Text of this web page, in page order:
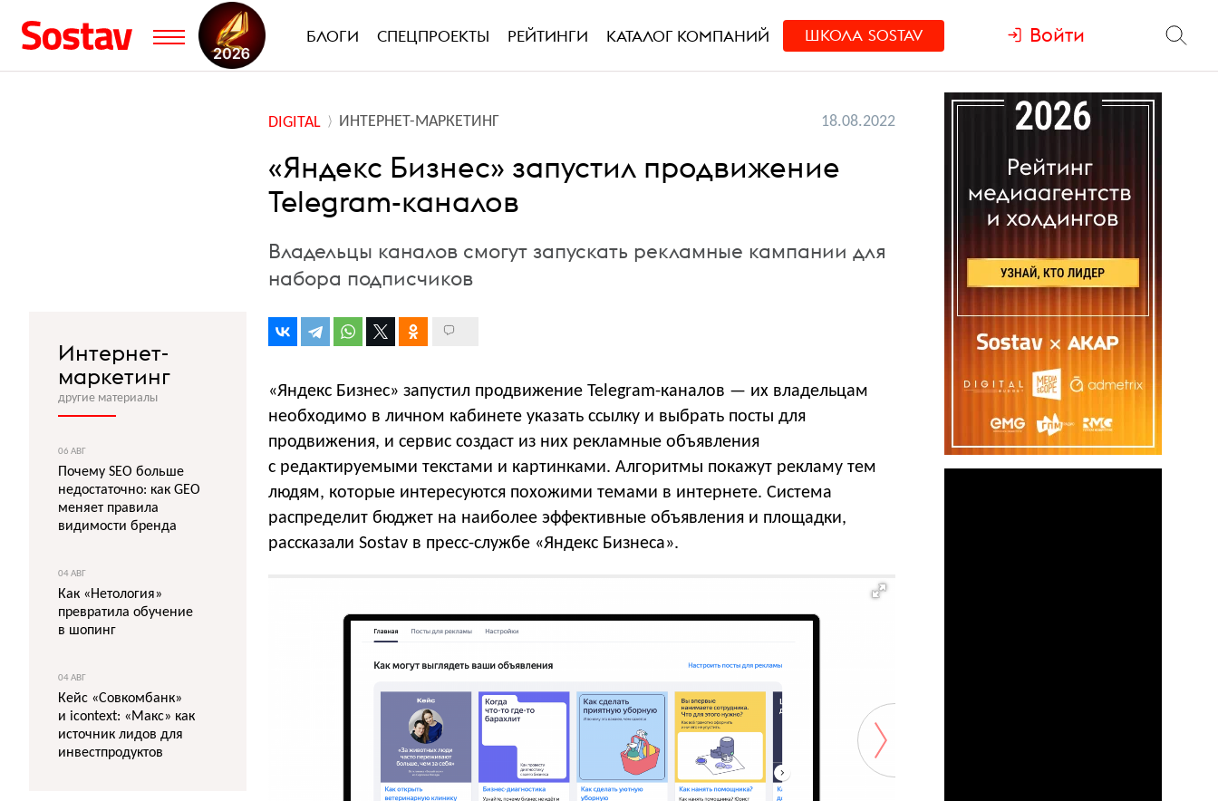
БЛОГИ СПЕЦПРОЕКТЫ РЕЙТИНГИ КАТАЛОГ КОМПАНИЙ ШКОЛА SOSTAV Войти
DIGITAL ИНТЕРНЕТ-МАРКЕТИНГ 18.08.2022
«Яндекс Бизнес» запустил продвижение
Telegram-каналов
Владельцы каналов смогут запускать рекламные кампании для
набора подписчиков
«Яндекс Бизнес» запустил продвижение Telegram-каналов — их владельцам
необходимо в личном кабинете указать ссылку и выбрать посты для
продвижения, и сервис создаст из них рекламные объявления
с редактируемыми текстами и картинками. Алгоритмы покажут рекламу тем
людям, которые интересуются похожими темами в интернете. Система
распределит бюджет на наиболее эффективные объявления и площадки,
рассказали Sostav в пресс-службе «Яндекс Бизнеса».
Интернет-
маркетинг
другие материалы
06 АВГ
Почему SEO больше
недостаточно: как GEO
меняет правила
видимости бренда
04 АВГ
Как «Нетология»
превратила обучение
в шопинг
04 АВГ
Кейс «Совкомбанк»
и icontext: «Макс» как
источник лидов для
инвестпродуктов